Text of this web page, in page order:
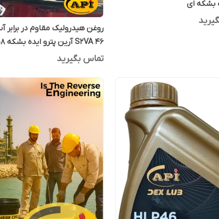
بشکه ای
روغن هیدرولیک مقاوم در
S2VA 46 آرین پترو ایده بشکه 208 لیتری
تماس بگیرید